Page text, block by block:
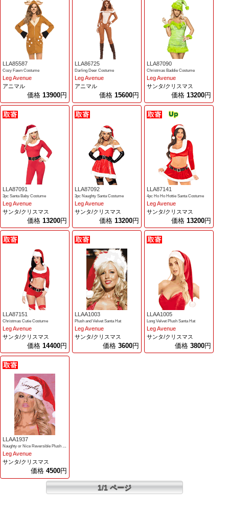
LLA85587
Cozy Fawn Costume
Leg Avenue
アニマル
価格 13900円
LLA86725
Darling Deer Costume
Leg Avenue
アニマル
価格 15600円
LLA87090
Christmas Baddie Costume
Leg Avenue
サンタ/クリスマス
価格 13200円
LLA87091
3pc Santa Baby Costume
Leg Avenue
サンタ/クリスマス
価格 13200円
LLA87092
3pc Naughty Santa Costume
Leg Avenue
サンタ/クリスマス
価格 13200円
LLA87141
4pc Ho Ho Hottie Santa Costume
Leg Avenue
サンタ/クリスマス
価格 13200円
LLA87151
Christmas Cutie Costume
Leg Avenue
サンタ/クリスマス
価格 14400円
LLAA1003
Plush and Velvet Santa Hat
Leg Avenue
サンタ/クリスマス
価格 3600円
LLAA1005
Long Velvet Plush Santa Hat
Leg Avenue
サンタ/クリスマス
価格 3800円
LLAA1937
Naughty or Nice Reversible Plush Santa Hat
Leg Avenue
サンタ/クリスマス
価格 4500円
1/1 ページ